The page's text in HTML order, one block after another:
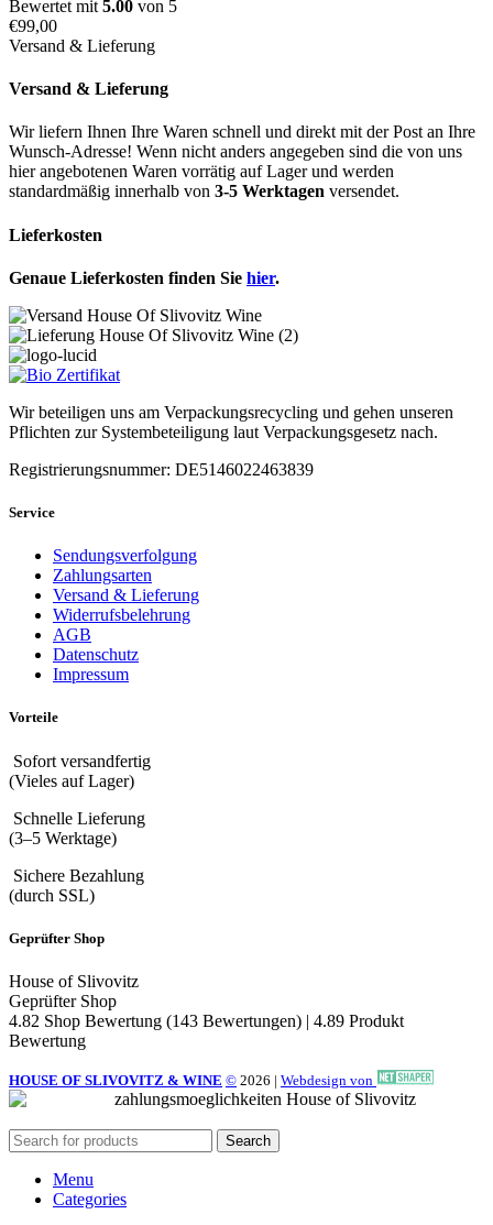
Bewertet mit 5.00 von 5
€99,00
Versand & Lieferung
Versand & Lieferung
Wir liefern Ihnen Ihre Waren schnell und direkt mit der Post an Ihre
Wunsch-Adresse! Wenn nicht anders angegeben sind die von uns
hier angebotenen Waren vorrätig auf Lager und werden
standardmäßig innerhalb von 3-5 Werktagen versendet.
Lieferkosten
Genaue Lieferkosten finden Sie hier.
Wir beteiligen uns am Verpackungsrecycling und gehen unseren
Pflichten zur Systembeteiligung laut Verpackungsgesetz nach.
Registrierungsnummer: DE5146022463839
Service
Sendungsverfolgung
Zahlungsarten
Versand & Lieferung
Widerrufsbelehrung
AGB
Datenschutz
Impressum
Vorteile
Sofort versandfertig
(Vieles auf Lager)
Schnelle Lieferung
(3–5 Werktage)
Sichere Bezahlung
(durch SSL)
Geprüfter Shop
House of Slivovitz
Geprüfter Shop
4.82 Shop Bewertung (143 Bewertungen) | 4.89 Produkt
Bewertung
HOUSE OF SLIVOVITZ & WINE © 2026 | Webdesign von
Search
Menu
Categories